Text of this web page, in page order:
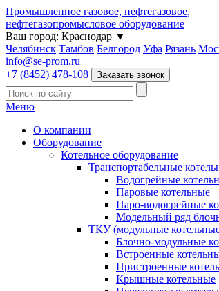
Промышленное газовое, нефтегазовое,
нефтегазопромысловое оборудование
Ваш город: Краснодар ▼
Челябинск Тамбов Белгород Уфа Рязань
info@se-prom.ru
+7 (8452) 478-108
Заказать звонок
Меню
О компании
Оборудование
Котельное оборудование
Транспортабельные
Водогрейные
Паровые котельные
Паро-водогрейные
Модельный ряд
ТКУ (модульные
Блочно-модульные
Встроенные
Пристроенные
Крышные котельные